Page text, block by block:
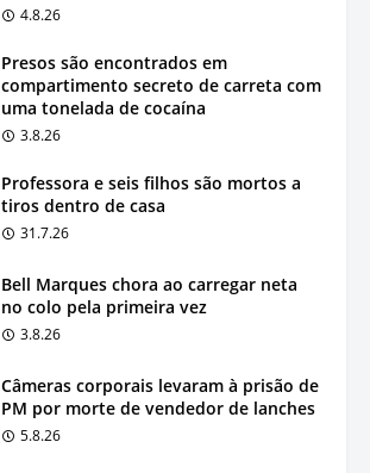
4.8.26
Presos são encontrados em
compartimento secreto de carreta com
uma tonelada de cocaína
3.8.26
Professora e seis filhos são mortos a
tiros dentro de casa
31.7.26
Bell Marques chora ao carregar neta
no colo pela primeira vez
3.8.26
Câmeras corporais levaram à prisão de
PM por morte de vendedor de lanches
5.8.26